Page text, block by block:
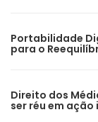
Portabilidade
para o
Direito dos
ser réu em